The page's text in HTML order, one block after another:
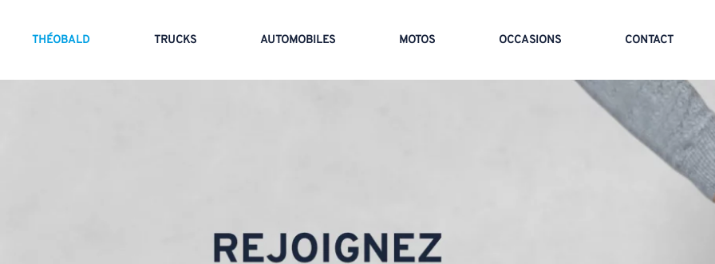
THÉOBALD TRUCKS AUTOMOBILES MOTOS OCCASIONS CONTACT